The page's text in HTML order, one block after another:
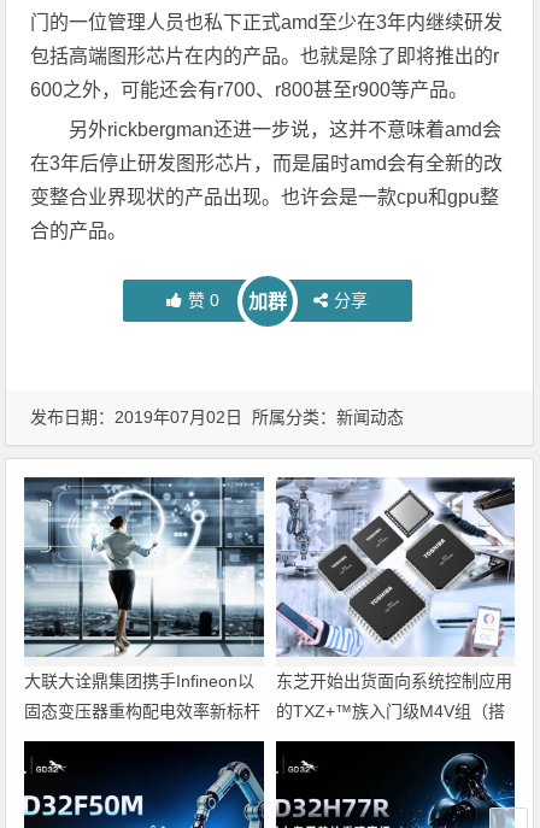
门的一位管理人员也私下正式amd至少在3年内继续研发
包括高端图形芯片在内的产品。也就是除了即将推出的r
600之外，可能还会有r700、r800甚至r900等产品。
另外rickbergman还进一步说，这并不意味着amd会
在3年后停止研发图形芯片，而是届时amd会有全新的改
变整合业界现状的产品出现。也许会是一款cpu和gpu整
合的产品。
赞 0 加群 分享
发布日期：2019年07月02日 所属分类：新闻动态
大联大诠鼎集团携手Infineon以
固态变压器重构配电效率新标杆
东芝开始出货面向系统控制应用
的TXZ+™族入门级M4V组（搭
载Arm Cortex‑M4内核的标准微
控制器）工程样品